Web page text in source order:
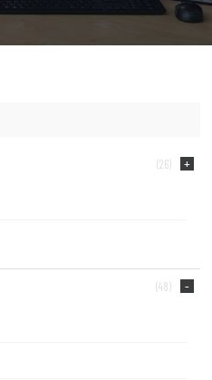
(26)
(48)